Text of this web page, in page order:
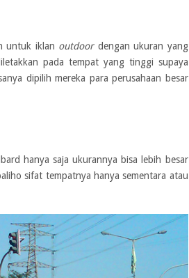
untuk iklan outdoordengan ukuran yang
pada tempat yang tinggi supaya
dipilih mereka para perusahaan besar
hanya saja ukurannya bisa lebih besar
sifat tempatnya hanya sementara atau